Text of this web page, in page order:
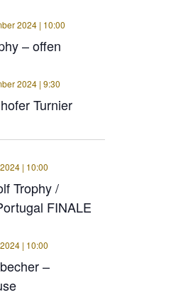
– offen
2024 | 10:00
Turnier
2024 | 9:30
Trophy /
FINALE
| 10:00
–
| 10:00